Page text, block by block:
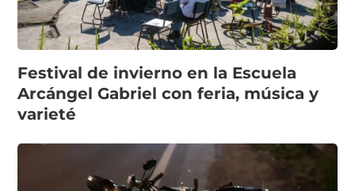
Festival de invierno en la Escuela
Arcángel Gabriel con feria, música y
varieté